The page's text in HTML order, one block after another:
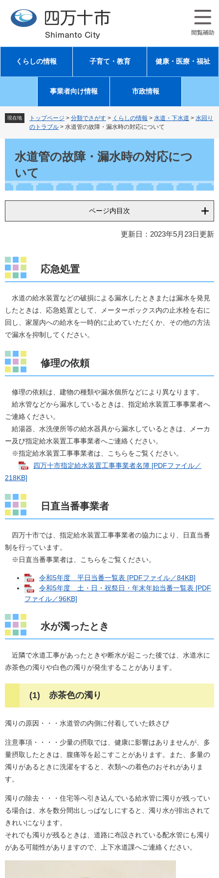
先
す
を
し
文
くらしの情報 子育て・教育 健康・医療・福祉
事業者向け情報 市政情報
現在地 トップページ > 分類でさがす > くらしの情報 > 水道・下水道 > 水回り
のトラブル > 水道管の故障・漏水時の対応について
水道管の故障・漏水時の対応につ
いて
ページ内目次
更新日：2023年5月23日更新
応急処置
水道の給水装置などの破損による漏水したときまたは漏水を発見
したときは、応急処置として、メーターボックス内の止水栓を右に
回し、家屋内への給水を一時的に止めていただくか、その他の方法
で漏水を抑制してください。
修理の依頼
修理の依頼は、建物の種類や漏水個所などにより異なります。
給水管などから漏水しているときは、指定給水装置工事事業者へ
ご連絡ください。
給湯器、水洗便所等の給水器具から漏水しているときは、メーカ
ー及び指定給水装置工事事業者へご連絡ください。
※指定給水装置工事事業者は、こちらをご覧ください。
四万十市指定給水装置工事事業者名簿 [PDFファイル／
218KB]
日直当番事業者
四万十市では、指定給水装置工事事業者の協力により、日直当番
制を行っています。
※日直当番事業者は、こちらをご覧ください。
令和5年度 平日当番一覧表 [PDFファイル／84KB]
令和5年度 土・日・祝祭日・年末年始当番一覧表 [PDF
ファイル／96KB]
水が濁ったとき
近隣で水道工事があったときや断水が起こった後では、水道水に
赤茶色の濁りや白色の濁りが発生することがあります。
(1) 赤茶色の濁り
濁りの原因・・・水道管の内側に付着していた鉄さび
注意事項・・・・少量の摂取では、健康に影響はありませんが、多
量摂取したときは、腹痛等を起こすことがあります。また、多量の
濁りがあるときに洗濯をすると、衣類への着色のおそれがありま
す。
濁りの除去・・・住宅等へ引き込んでいる給水管に濁りが残ってい
る場合は、水を数分間出しっぱなしにすると、濁り水が排出されて
きれいになります。
それでも濁りが残るときは、道路に布設されている配水管にも濁り
がある可能性がありますので、上下水道課へご連絡ください。